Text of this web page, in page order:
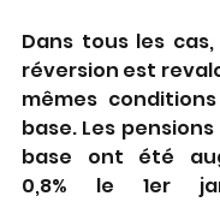
Dans tous les
réversion est
mêmes
base. Les
base ont été
0,8% le 1er